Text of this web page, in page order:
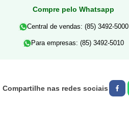
Compre pelo Whatsapp
Central de vendas: (85) 3492-5000
Para empresas: (85) 3492-5010